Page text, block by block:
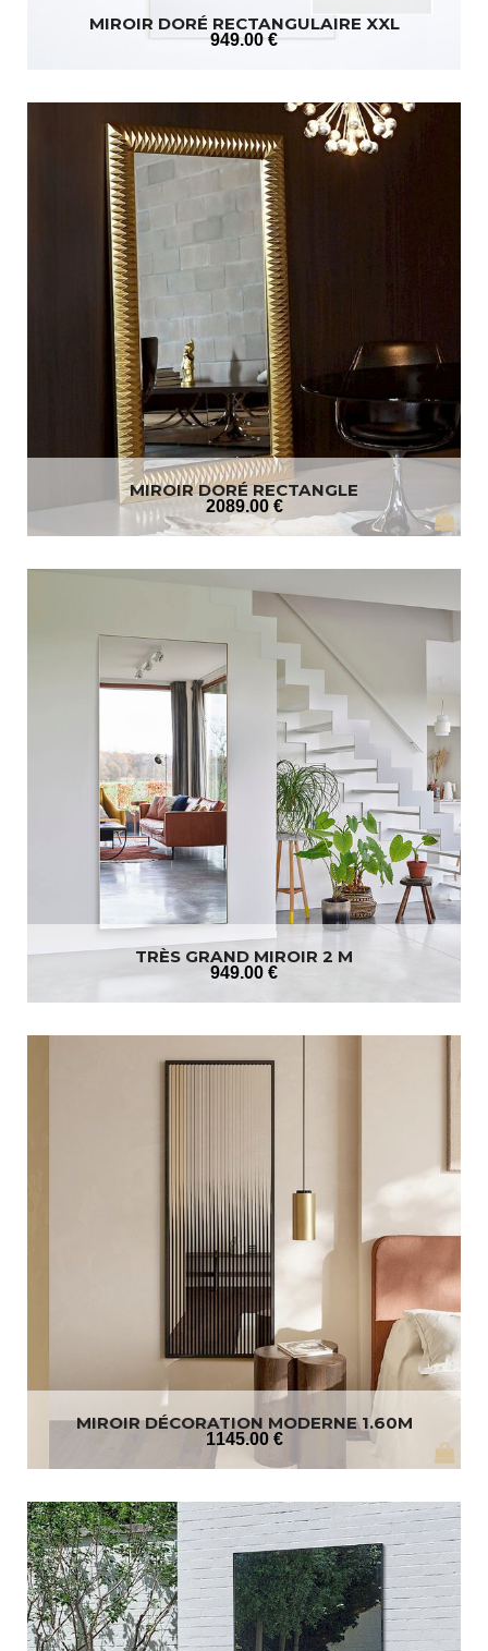
MIROIR DORÉ RECTANGULAIRE XXL
949.00 €
MIROIR DORÉ RECTANGLE
2089.00 €
TRÈS GRAND MIROIR 2 M
949.00 €
MIROIR DÉCORATION MODERNE 1.60M
1145.00 €